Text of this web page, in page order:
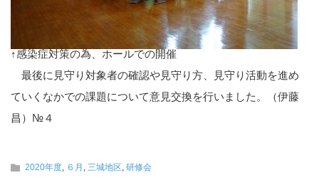
↑感染症対策の為、ホールでの開催
最後に見守り対象者の確認や見守り方、見守り活動を進め
ていくなかでの課題について意見交換を行いました。（伊藤
昌）№４
2020年度 ６月 三城地区 研修会